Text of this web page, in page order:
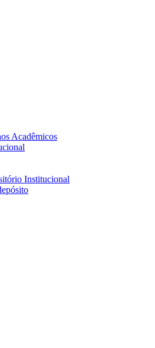
Acadêmicos
Institucional